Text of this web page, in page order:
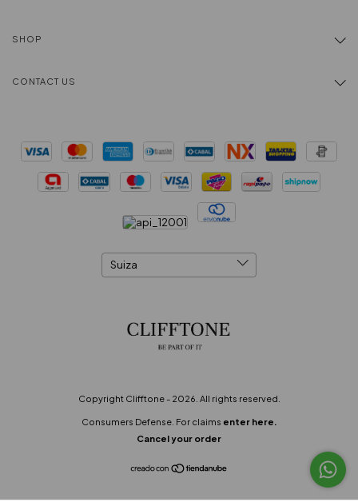
SHOP
CONTACT US
Copyright Clifftone - 2026. All rights reserved.
Consumers Defense. For claims enter here.
Cancel your order